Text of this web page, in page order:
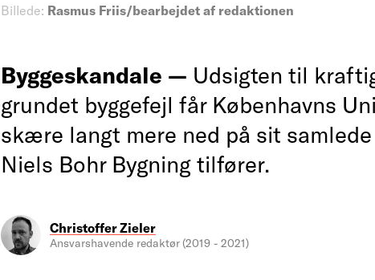
Billede: Rasmus Friis/bearbejdet af redaktionen
Byggeskandale — Udsigten til
grundet byggefejl får Københavns
skære langt mere ned på sit
Niels Bohr Bygning tilfører.
Christoffer Zieler
Ansvarshavende redaktør (2019 - 2021)